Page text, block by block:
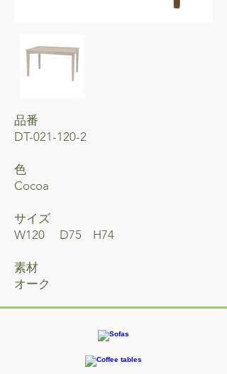
品番
DT-021-120-2
​色
Cocoa
サイズ
W120 D75 H74
素材
オーク